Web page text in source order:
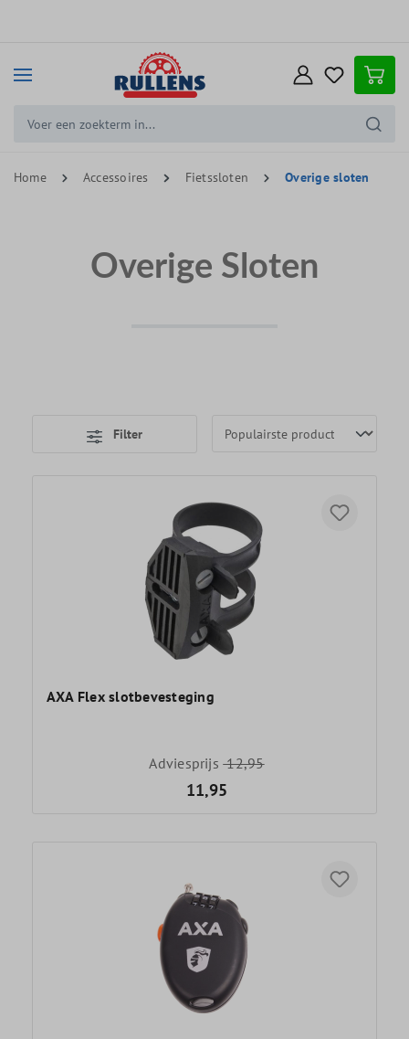
Home Accessoires Fietssloten Overige sloten
Overige Sloten
Filter
AXA Flex slotbevesteging
Adviesprijs12,95
11,95